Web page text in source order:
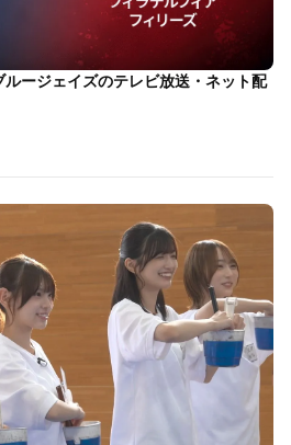
ルージェイズのテレビ放送・ネット配